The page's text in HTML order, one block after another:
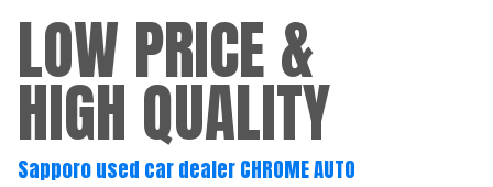
LOW PRICE &
HIGH QUALITY
Sapporo used car dealer CHROME AUTO